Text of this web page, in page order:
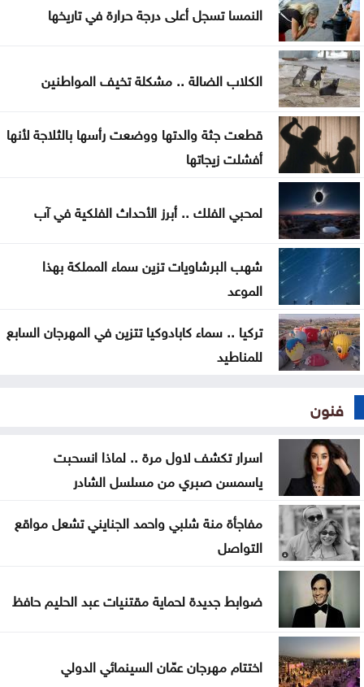
علامات تجارية مقلدة
الدفاع اليمنية تؤكد سقوط قتلى وجرحى في هجوم
حوثي وتتوعد بالرد
تغيير مسار 49 سفينة وتعطيل سفينتين ضمن عمليات
فرض الحصار على إيران
المواصفات والمقاييس: لا شكاوى بشأن أسطوانات
الغاز الجديدة
النمسا تسجل أعلى درجة حرارة في تاريخها
الكلاب الضالة .. مشكلة تخيف المواطنين
قطعت جثة والدتها ووضعت رأسها بالثلاجة لأنها
أفشلت زيجاتها
لمحبي الفلك .. أبرز الأحداث الفلكية في آب
شهب البرشاويات تزين سماء المملكة بهذا
الموعد
تركيا .. سماء كابادوكيا تتزين في المهرجان السابع
للمناطيد
فنون
اسرار تكشف لاول مرة .. لماذا انسحبت
ياسمسن صبري من مسلسل الشادر
مفاجأة منة شلبي واحمد الجنايني تشعل مواقع
التواصل
ضوابط جديدة لحماية مقتنيات عبد الحليم حافظ
اختتام مهرجان عمّان السينمائي الدولي